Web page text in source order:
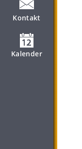
Kontakt
Kalender